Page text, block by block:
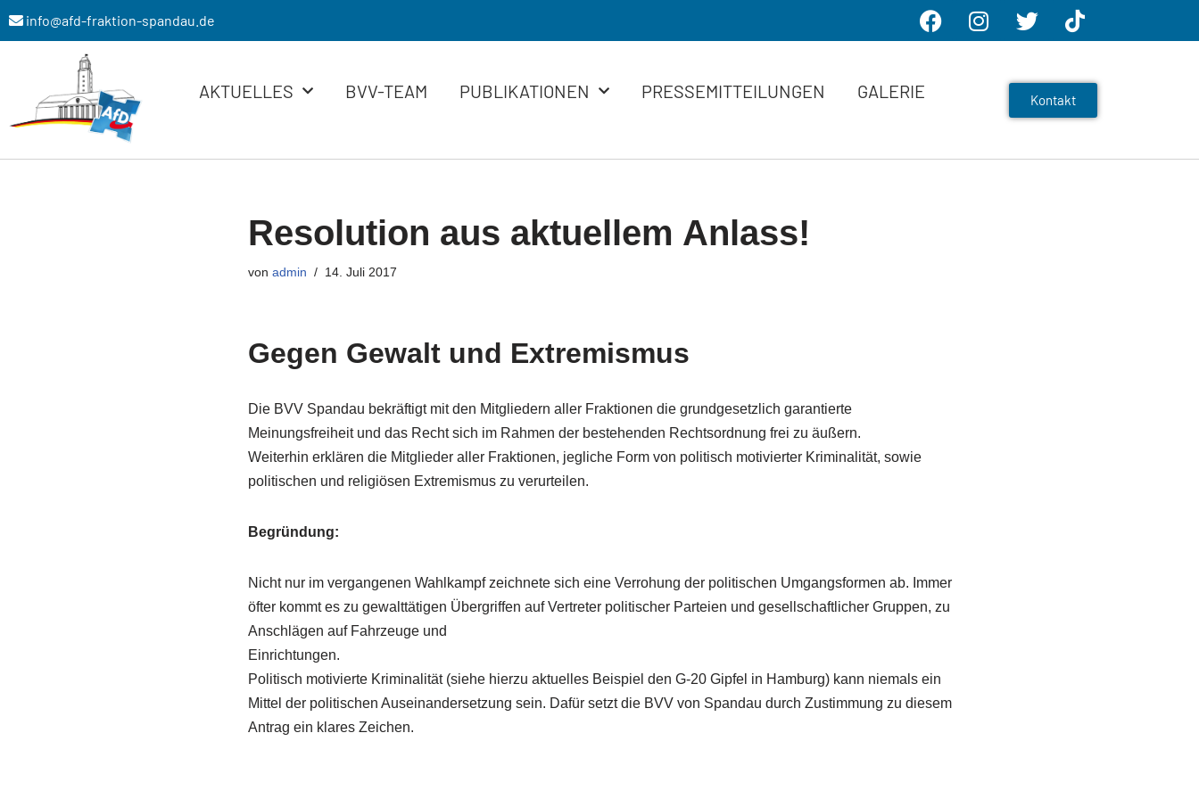
springen
info@afd-fraktion-spandau.de
AKTUELLES BVV-TEAM PUBLIKATIONEN PRESSEMITTEILUNGEN GALERIE Kontakt
Resolution aus aktuellem Anlass!
von admin 14. Juli 2017
Gegen Gewalt und Extremismus
Die BVV Spandau bekräftigt mit den Mitgliedern aller Fraktionen die grundgesetzlich garantierte
Meinungsfreiheit und das Recht sich im Rahmen der bestehenden Rechtsordnung frei zu äußern.
Weiterhin erklären die Mitglieder aller Fraktionen, jegliche Form von politisch motivierter Kriminalität, sowie
politischen und religiösen Extremismus zu verurteilen.
Begründung:
Nicht nur im vergangenen Wahlkampf zeichnete sich eine Verrohung der politischen Umgangsformen ab. Immer
öfter kommt es zu gewalttätigen Übergriffen auf Vertreter politischer Parteien und gesellschaftlicher Gruppen, zu
Anschlägen auf Fahrzeuge und
Einrichtungen.
Politisch motivierte Kriminalität (siehe hierzu aktuelles Beispiel den G-20 Gipfel in Hamburg) kann niemals ein
Mittel der politischen Auseinandersetzung sein. Dafür setzt die BVV von Spandau durch Zustimmung zu diesem
Antrag ein klares Zeichen.